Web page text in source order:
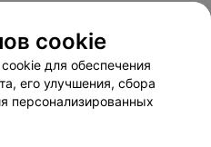
Способы оплаты
Партнеры
103.by
cookie
для обеспечения
его улучшения, сбора
персонализированных